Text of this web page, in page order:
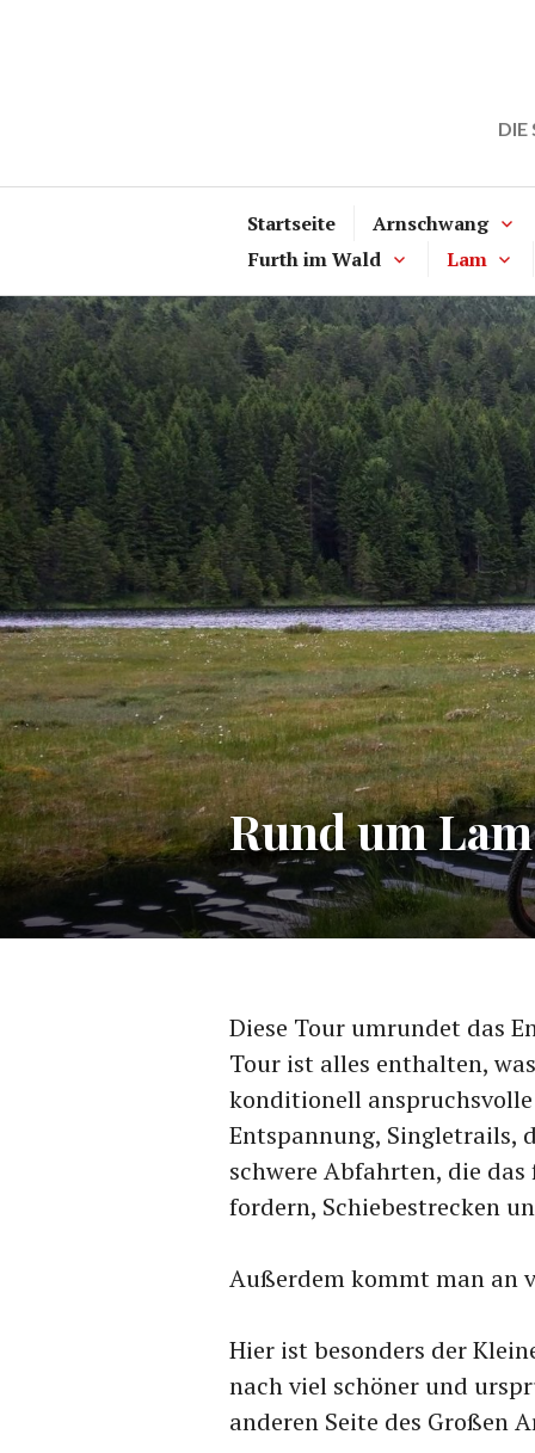
DIE
Startseite
Arnschwang
Furth im Wald
Lam
Rund um Lam
Diese Tour umrundet das
Tour ist alles enthalten,
konditionell
Entspannung, Singletrails,
schwere Abfahrten, die
fordern, Schiebestrecken
Außerdem kommt man an
Hier ist besonders der
nach viel schöner und
anderen Seite des Großen